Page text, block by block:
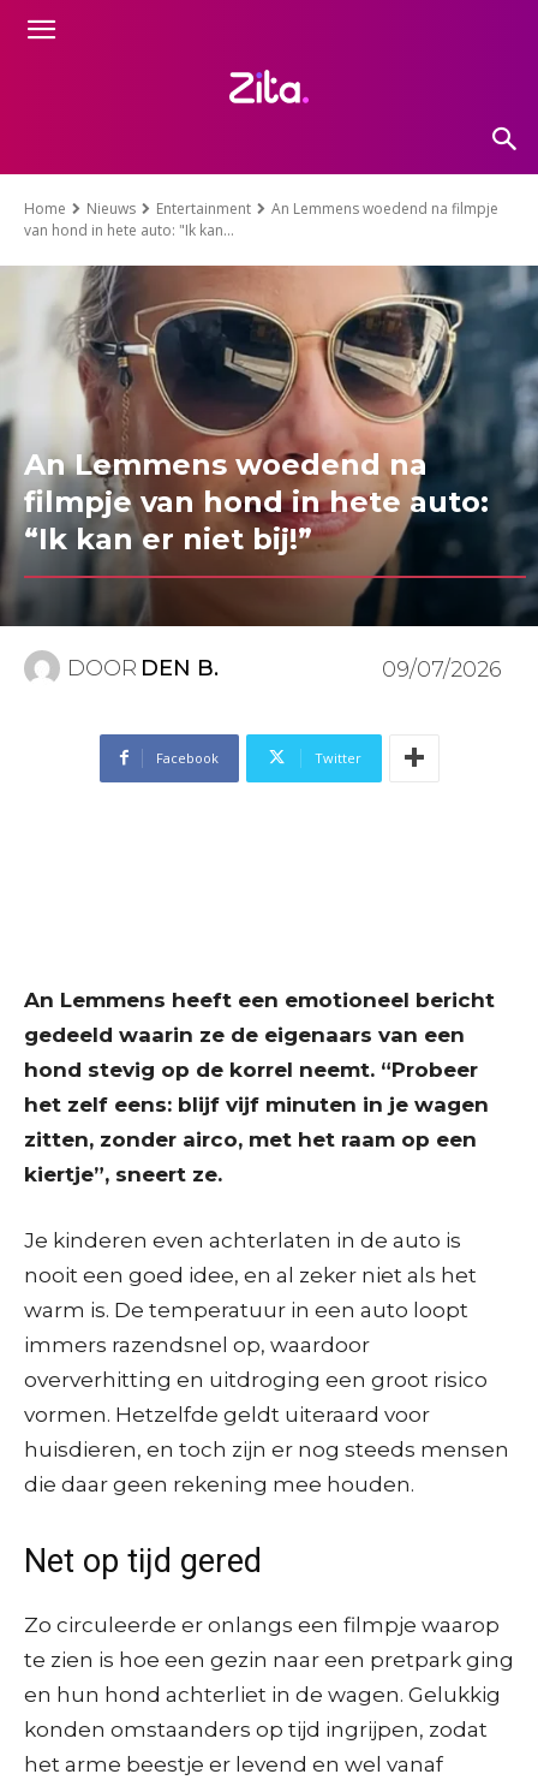
Home Nieuws Entertainment
An Lemmens woedend na filmpje
van hond in hete auto: "Ik kan...
An Lemmens woedend na
filmpje van hond in hete auto:
“Ik kan er niet bij!”
DOOR DEN B. 09/07/2026
Facebook Twitter
An Lemmens heeft een emotioneel bericht
gedeeld waarin ze de eigenaars van een
hond stevig op de korrel neemt. “Probeer
het zelf eens: blijf vijf minuten in je wagen
zitten, zonder airco, met het raam op een
kiertje”, sneert ze.
Je kinderen even achterlaten in de auto is
nooit een goed idee, en al zeker niet als het
warm is. De temperatuur in een auto loopt
immers razendsnel op, waardoor
oververhitting en uitdroging een groot risico
vormen. Hetzelfde geldt uiteraard voor
huisdieren, en toch zijn er nog steeds mensen
die daar geen rekening mee houden.
Net op tijd gered
Zo circuleerde er onlangs een filmpje waarop
te zien is hoe een gezin naar een pretpark ging
en hun hond achterliet in de wagen. Gelukkig
konden omstaanders op tijd ingrijpen, zodat
het arme beestje er levend en wel vanaf